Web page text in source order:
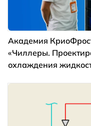
Академия
«Чиллеры.
охлаждения